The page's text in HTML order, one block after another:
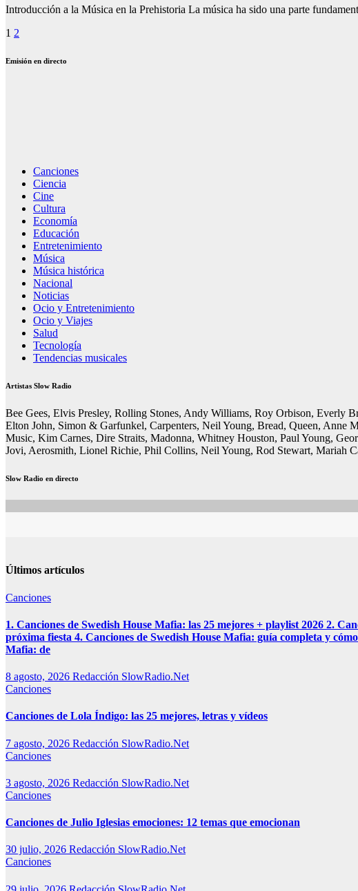
Introducción a la Música en la Prehistoria La música ha sido una parte
Paginación
de
1 2
Emisión en directo
Canciones
Ciencia
Cine
Cultura
Economía
Educación
Entretenimiento
Música
Música histórica
Nacional
Noticias
Ocio y Entretenimiento
Ocio y Viajes
Salud
Tecnología
Tendencias musicales
Artistas Slow Radio
Bee Gees, Elvis Presley, Rolling Stones, Andy Williams, Roy Orbison, Everly
Elton John, Simon & Garfunkel, Carpenters, Neil Young, Bread, Queen, Anne
Music, Kim Carnes, Dire Straits, Madonna, Whitney Houston, Paul Young,
Jovi, Aerosmith, Lionel Richie, Phil Collins, Neil Young, Rod Stewart, Mariah
Slow Radio en directo
Últimos artículos
Canciones
1. Canciones de Swedish House Mafia: las 25 mejores + playlist 2026 2.
próxima fiesta 4. Canciones de Swedish House Mafia: guía completa y
Mafia: de
8 agosto, 2026 Redacción SlowRadio.Net
Canciones
Canciones de Lola Índigo: las 25 mejores, letras y vídeos
7 agosto, 2026 Redacción SlowRadio.Net
Canciones
3 agosto, 2026 Redacción SlowRadio.Net
Canciones
Canciones de Julio Iglesias emociones: 12 temas que emocionan
30 julio, 2026 Redacción SlowRadio.Net
Canciones